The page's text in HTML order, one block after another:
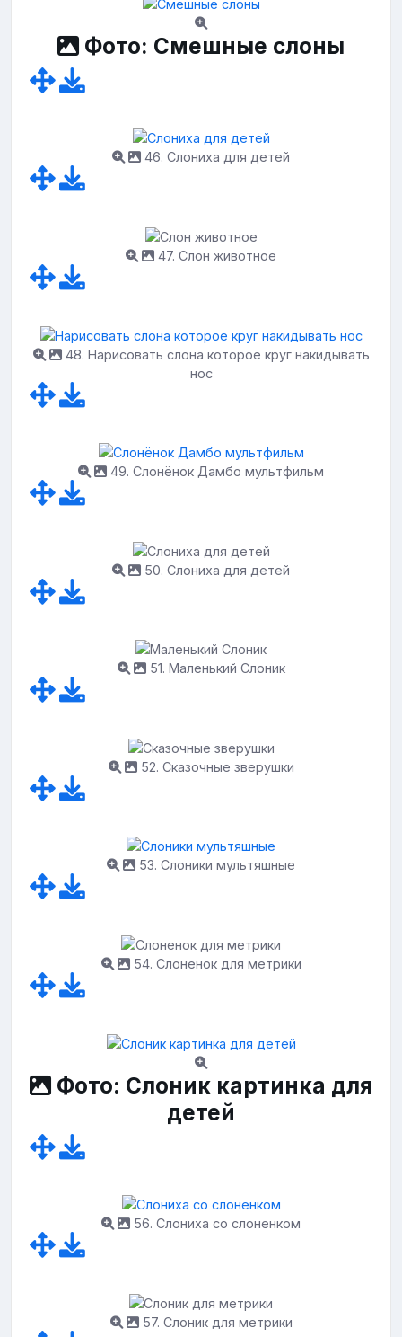
Фото: Смешные слоны
46. Слониха для детей
47. Слон животное
48. Нарисовать слона которое круг накидывать
нос
49. Слонёнок Дамбо мультфильм
50. Слониха для детей
51. Маленький Слоник
52. Сказочные зверушки
53. Слоники мультяшные
54. Слоненок для метрики
Фото: Слоник картинка для
детей
56. Слониха со слоненком
57. Слоник для метрики